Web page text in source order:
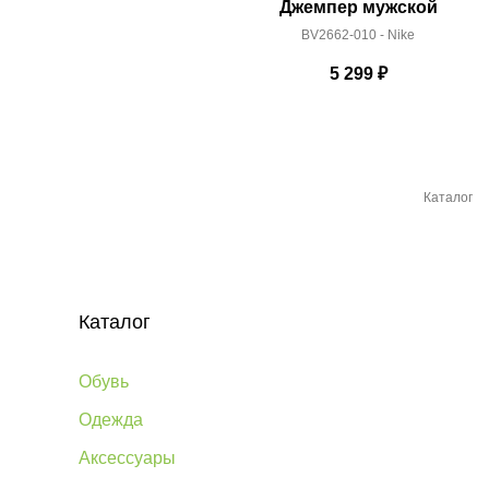
Джемпер мужской
BV2662-010 - Nike
5 299₽
Каталог
Каталог
Обувь
Одежда
Аксессуары